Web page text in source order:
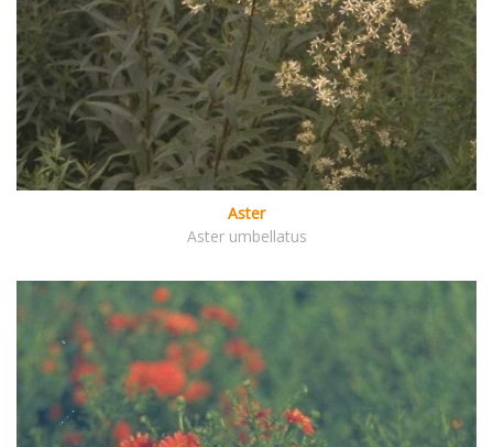
Aster
Aster umbellatus